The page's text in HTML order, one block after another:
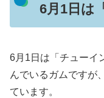
6月1日は
6月1日は「チューイ
んでいるガムですが
ています。